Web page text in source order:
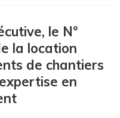
le N°
la location
de chantiers
en